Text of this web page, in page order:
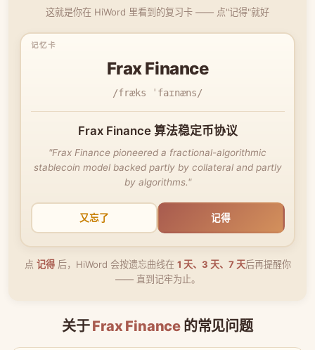
这就是你在 HiWord 里看到的复习卡 —— 点"记得"就好
Frax Finance
/fræks ˈfaɪnæns/
Frax Finance 算法稳定币协议
"Frax Finance pioneered a fractional-algorithmic
stablecoin model backed partly by collateral and partly
by algorithms."
又忘了 记得
点 记得后，HiWord 会按遗忘曲线在 1 天、3 天、7 天后再提醒你
—— 直到记牢为止。
关于Frax Finance 的常见问题